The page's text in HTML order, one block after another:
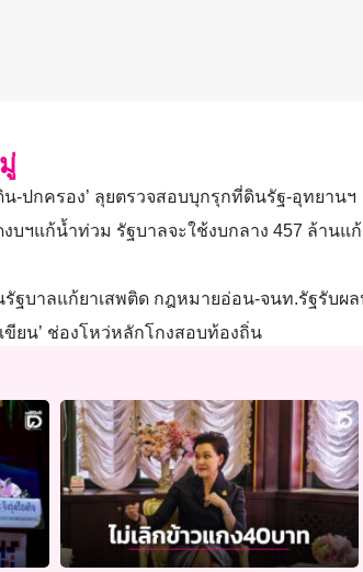
น-ปกครอง’ ลุยตรวจสอบบุกรุกที่ดินรัฐ-อุทยานฯ
ดงบฯแก้น้ำท่วม​ รัฐบาลจะใช้งบกลาง​ 457 ล้าน​แ
รัฐบาลแก้ยาเสพติด กฎหมายอ่อน-จนท.รัฐรับผ
ขียน’ ช่องโหว่หลักโกงสอบท้องถิ่น